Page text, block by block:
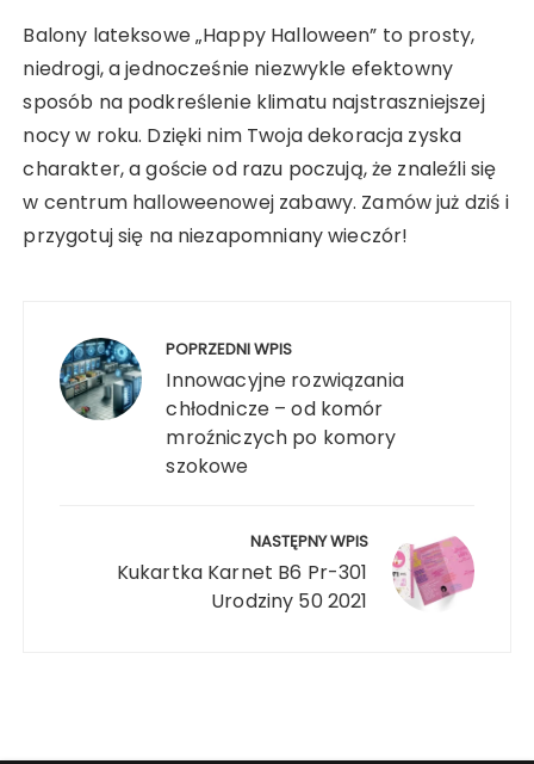
Balony lateksowe „Happy Halloween” to prosty,
niedrogi, a jednocześnie niezwykle efektowny
sposób na podkreślenie klimatu najstraszniejszej
nocy w roku. Dzięki nim Twoja dekoracja zyska
charakter, a goście od razu poczują, że znaleźli się
w centrum halloweenowej zabawy. Zamów już dziś i
przygotuj się na niezapomniany wieczór!
wpisu POPRZEDNI WPIS
Innowacyjne rozwiązania
chłodnicze – od komór
mroźniczych po komory
szokowe
NASTĘPNY WPIS
Kukartka Karnet B6 Pr-301
Urodziny 50 2021